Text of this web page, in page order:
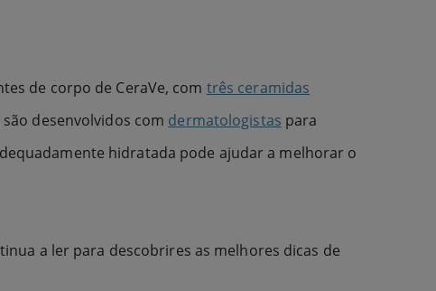
de corpo de CeraVe, com três ceramidas
desenvolvidos com dermatologistas para
hidratada pode ajudar a melhorar o
a ler para descobrires as melhores dicas de